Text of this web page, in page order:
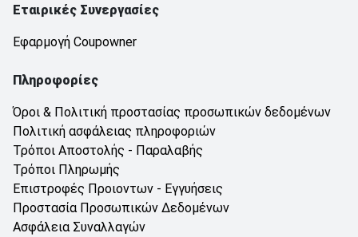
Εταιρικές Συνεργασίες
Εφαρμογή Coupowner
Πληροφορίες
Όροι & Πολιτική προστασίας προσωπικών δεδομένων
Πολιτική ασφάλειας πληροφοριών
Τρόποι Αποστολής - Παραλαβής
Τρόποι Πληρωμής
Επιστροφές Προιοντων - Εγγυήσεις
Προστασία Προσωπικών Δεδομένων
Ασφάλεια Συναλλαγών